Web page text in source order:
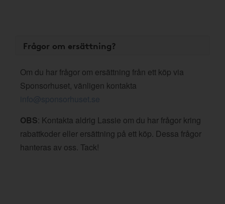
Frågor om ersättning?
Om du har frågor om ersättning från ett köp via
Sponsorhuset, vänligen kontakta
info@sponsorhuset.se
OBS: Kontakta aldrig Lassie om du har frågor kring
rabattkoder eller ersättning på ett köp. Dessa frågor
hanteras av oss. Tack!